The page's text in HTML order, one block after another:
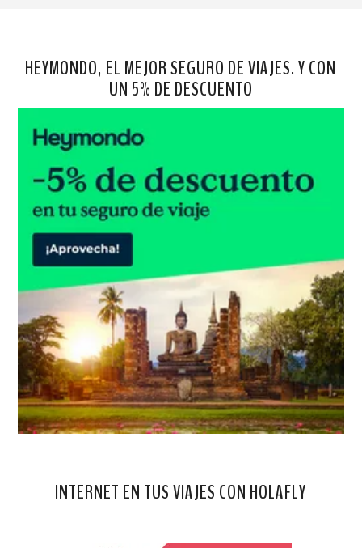
HEYMONDO, EL MEJOR SEGURO DE VIAJES. Y CON
UN 5% DE DESCUENTO
INTERNET EN TUS VIAJES CON HOLAFLY